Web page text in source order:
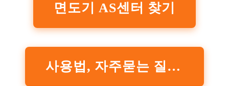
면도기 AS센터 찾기
사용법, 자주묻는 질문 확인하기